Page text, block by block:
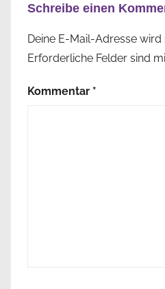
Schreibe einen
Deine E-Mail-Adresse
Erforderliche Felder sind
Kommentar *